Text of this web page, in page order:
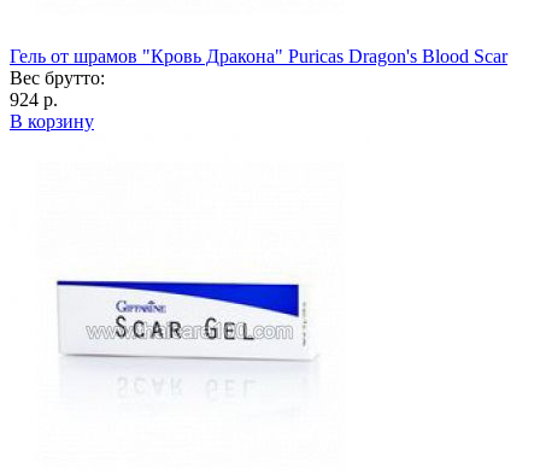
Гель от шрамов "Кровь Дракона" Puricas Dragon's Blood Scar
Вес брутто:
924 р.
В корзину